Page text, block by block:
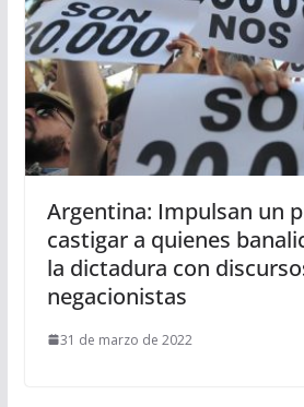
Argentina: Impulsan un
castigar a quienes
la dictadura con
negacionistas
31 de marzo de 2022